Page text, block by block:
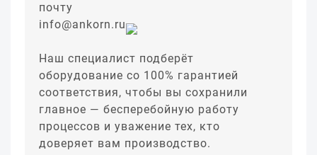
почту
info@ankorn.ru
Наш специалист подберёт
оборудование со 100% гарантией
соответствия, чтобы вы сохранили
главное — бесперебойную работу
процессов и уважение тех, кто
доверяет вам производство.